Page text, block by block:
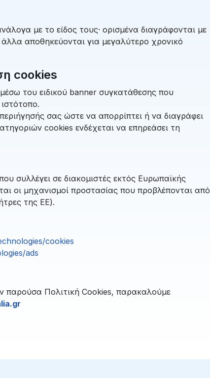
με το είδος τους· ορισμένα διαγράφονται με
αποθηκεύονται για μεγαλύτερο χρονικό
cookies
μέσω του ειδικού banner συγκατάθεσης που
σας ώστε να απορρίπτει ή να διαγράφει
cookies ενδέχεται να επηρεάσει τη
συλλέγει σε διακομιστές εκτός Ευρωπαϊκής
οι μηχανισμοί προστασίας που προβλέπονται από
της ΕΕ).
cookies
ads
παρούσα Πολιτική Cookies, παρακαλούμε